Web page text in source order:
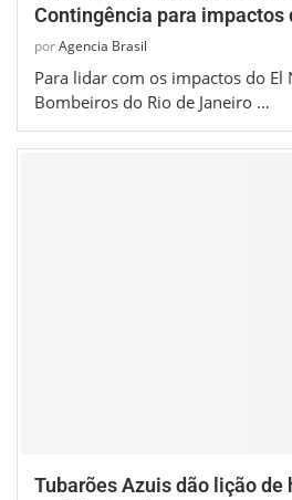
Contingência para impactos
porAgencia Brasil
Para lidar com os impactos do El
Bombeiros do Rio de Janeiro …
Tubarões Azuis dão lição de